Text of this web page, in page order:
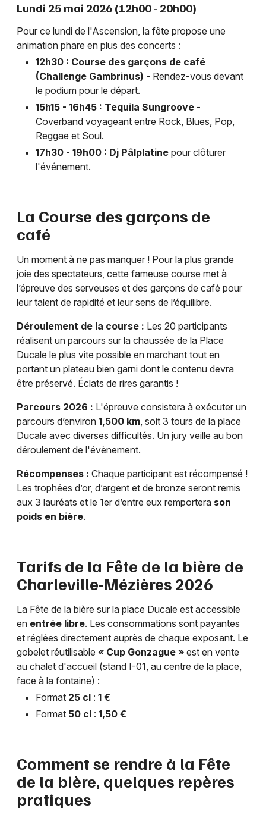
Lundi 25 mai 2026 (12h00 - 20h00)
Pour ce lundi de l'Ascension, la fête propose une
animation phare en plus des concerts :
12h30 : Course des garçons de café
(Challenge Gambrinus) - Rendez-vous devant
le podium pour le départ.
15h15 - 16h45 : Tequila Sungroove -
Coverband voyageant entre Rock, Blues, Pop,
Reggae et Soul.
17h30 - 19h00 : Dj Pâlplatine pour clôturer
l'événement.
La Course des garçons de
café
Un moment à ne pas manquer ! Pour la plus grande
joie des spectateurs, cette fameuse course met à
l’épreuve des serveuses et des garçons de café pour
leur talent de rapidité et leur sens de l’équilibre.
Déroulement de la course : Les 20 participants
réalisent un parcours sur la chaussée de la Place
Ducale le plus vite possible en marchant tout en
portant un plateau bien garni dont le contenu devra
être préservé. Éclats de rires garantis !
Parcours 2026 : L'épreuve consistera à exécuter un
parcours d’environ 1,500 km, soit 3 tours de la place
Ducale avec diverses difficultés. Un jury veille au bon
déroulement de l'évènement.
Récompenses : Chaque participant est récompensé !
Les trophées d’or, d’argent et de bronze seront remis
aux 3 lauréats et le 1er d’entre eux remportera son
poids en bière.
Tarifs de la Fête de la bière de
Charleville-Mézières 2026
La Fête de la bière sur la place Ducale est accessible
en entrée libre. Les consommations sont payantes
et réglées directement auprès de chaque exposant. Le
gobelet réutilisable « Cup Gonzague » est en vente
au chalet d'accueil (stand I-01, au centre de la place,
face à la fontaine) :
Format 25 cl : 1 €
Format 50 cl : 1,50 €
Comment se rendre à la Fête
de la bière, quelques repères
pratiques